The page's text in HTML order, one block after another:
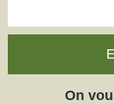
On